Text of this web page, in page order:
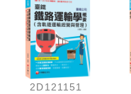
2D121151